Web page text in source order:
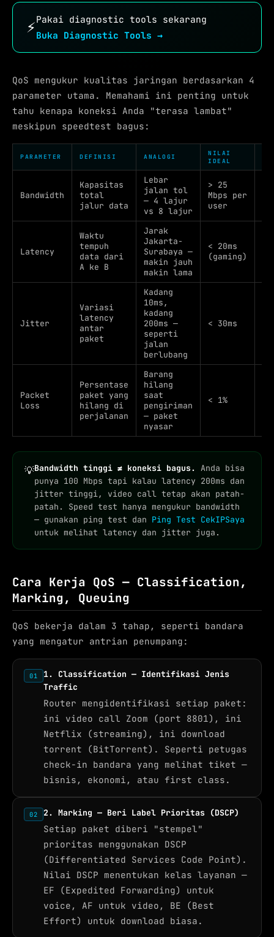
⚡Pakai diagnostic tools sekarang
Buka Diagnostic Tools →
QoS mengukur kualitas jaringan berdasarkan 4
parameter utama. Memahami ini penting untuk
tahu kenapa koneksi Anda "terasa lambat"
meskipun speedtest bagus:
PARAMETER DEFINISI ANALOGI
NILAI
IDEAL
Bandwidth
Kapasitas
total
jalur data
Lebar
jalan tol
— 4 lajur
vs 8 lajur
> 25
Mbps per
user
Latency
Waktu
tempuh
data dari
A ke B
Jarak
Jakarta-
Surabaya —
makin jauh
makin lama
< 20ms
(gaming)
Jitter
Variasi
latency
antar
paket
Kadang
10ms,
kadang
200ms —
seperti
jalan
berlubang
< 30ms
Packet
Loss
Persentase
paket yang
hilang di
perjalanan
Barang
hilang
saat
pengiriman
— paket
nyasar
< 1%
💡Bandwidth tinggi ≠ koneksi bagus. Anda bisa
punya 100 Mbps tapi kalau latency 200ms dan
jitter tinggi, video call tetap akan patah-
patah. Speed test hanya mengukur bandwidth
— gunakan ping test dan Ping Test CekIPSaya
untuk melihat latency dan jitter juga.
Cara Kerja QoS — Classification,
Marking, Queuing
QoS bekerja dalam 3 tahap, seperti bandara
yang mengatur antrian penumpang:
01
1. Classification — Identifikasi Jenis
Traffic
Router mengidentifikasi setiap paket:
ini video call Zoom (port 8801), ini
Netflix (streaming), ini download
torrent (BitTorrent). Seperti petugas
check-in bandara yang melihat tiket —
bisnis, ekonomi, atau first class.
02 2. Marking — Beri Label Prioritas (DSCP)
Setiap paket diberi "stempel"
prioritas menggunakan DSCP
(Differentiated Services Code Point).
Nilai DSCP menentukan kelas layanan —
EF (Expedited Forwarding) untuk
voice, AF untuk video, BE (Best
Effort) untuk download biasa.